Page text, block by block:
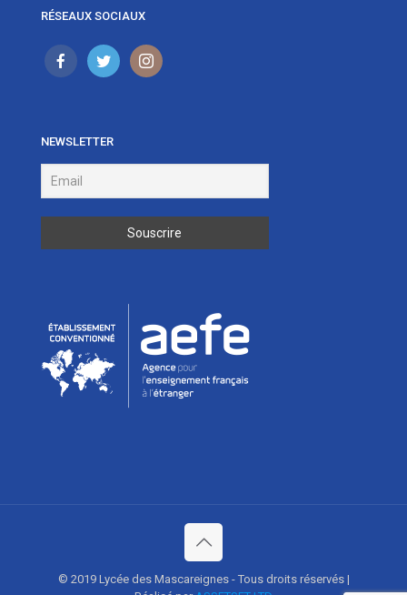
RÉSEAUX SOCIAUX
NEWSLETTER
© 2019 Lycée des Mascareignes - Tous droits réservés |